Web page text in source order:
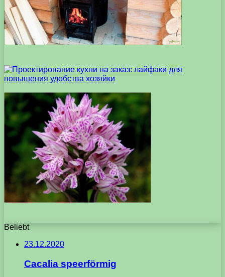
Beliebt
23.12.2020
Cacalia speerförmig